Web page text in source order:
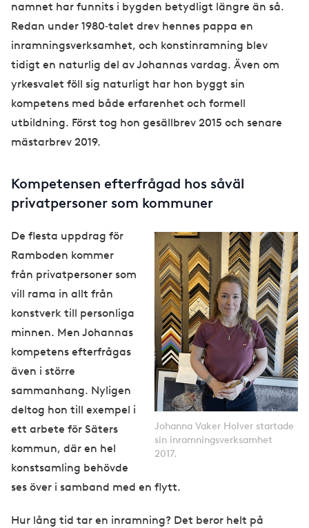
namnet har funnits i bygden betydligt längre än så.
Redan under 1980‑talet drev hennes pappa en
inramningsverksamhet, och konstinramning blev
tidigt en naturlig del av Johannas vardag. Även om
yrkesvalet föll sig naturligt har hon byggt sin
kompetens med både erfarenhet och formell
utbildning. Först tog hon gesällbrev 2015 och senare
mästarbrev 2019.
Kompetensen efterfrågad hos såväl
privatpersoner som kommuner
Johanna Vaker Holver startade
sin inramningsverksamhet
2017.
De flesta uppdrag för
Ramboden kommer
från privatpersoner som
vill rama in allt från
konstverk till personliga
minnen. Men Johannas
kompetens efterfrågas
även i större
sammanhang. Nyligen
deltog hon till exempel i
ett arbete för Säters
kommun, där en hel
konstsamling behövde
ses över i samband med en flytt.
Hur lång tid tar en inramning? Det beror helt på